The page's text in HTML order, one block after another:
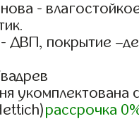
-
ДВП, покрытие
укомплектована
рассрочка